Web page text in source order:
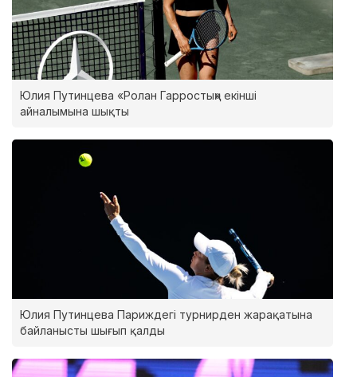
Юлия Путинцева «Ролан Гарростың» екінші
айналымына шықты
Юлия Путинцева Париждегі турнирден жарақатына
байланысты шығып қалды